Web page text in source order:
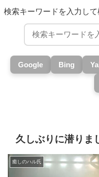
検索キーワードを入力し
Google Bing
久しぶりに潜りま
癒しのハル氏